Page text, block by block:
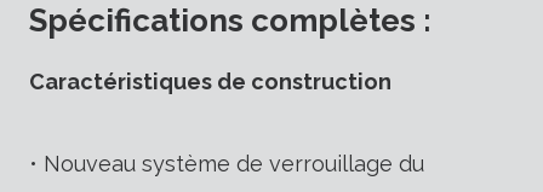
Spécifications complètes :
Caractéristiques de construction
• Nouveau système de verrouillage du